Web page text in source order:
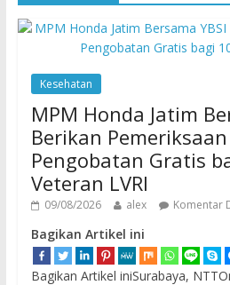
Kesehatan
MPM Honda Jatim
Berikan
Pengobatan Gratis
Veteran LVRI
09/08/2026 alex Komentar
Bagikan Artikel ini
Bagikan Artikel iniSurabaya,